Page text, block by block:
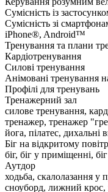
Сумісність із
Сумісність зі
iPhone®, Android™
Тренування та плани
Кардіотренування
Силові тренування
Анімовані тренування
Профілі для тренувань
Тренажерний зал
силове тренування,
тренажер, тренажер
йога, пілатес, дихальні
Біг на відкритому
біг, біг у приміщенні,
Аутдор
ходьба, скалолазання у
сноуборд, лижний крос,